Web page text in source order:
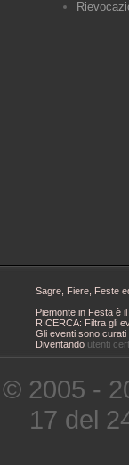
Sagre, Fiere, Feste
Piemonte in Festa è
RICERCA: Filtra gli
Gli eventi sono
Diventando utenti
© 2005 -
17 del